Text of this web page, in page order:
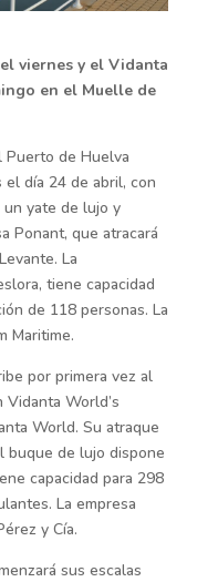
viernes y el Vidanta
en el Muelle de
Puerto de Huelva
día 24 de abril, con
un yate de lujo y
Ponant, que atracará
La
tiene capacidad
de 118 personas. La
Maritime.
por primera vez al
World’s
World. Su atraque
buque de lujo dispone
capacidad para 298
La empresa
y Cía.
sus escalas